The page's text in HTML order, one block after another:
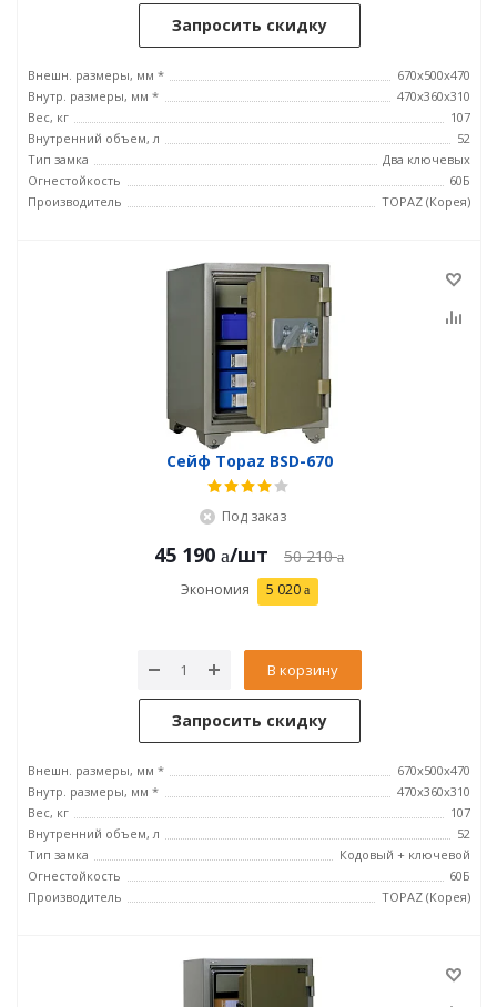
Запросить скидку
Внешн. размеры, мм *
670x500x470
Внутр. размеры, мм *
470x360x310
Вес, кг
107
Внутренний объем, л
52
Тип замка
Два ключевых
Огнестойкость
60Б
Производитель
TOPAZ (Корея)
Сейф Topaz BSD-670
Под заказ
45 190 /шт 50 210
Экономия 5 020
В корзину
Запросить скидку
Внешн. размеры, мм *
670x500x470
Внутр. размеры, мм *
470x360x310
Вес, кг
107
Внутренний объем, л
52
Тип замка
Кодовый + ключевой
Огнестойкость
60Б
Производитель
TOPAZ (Корея)